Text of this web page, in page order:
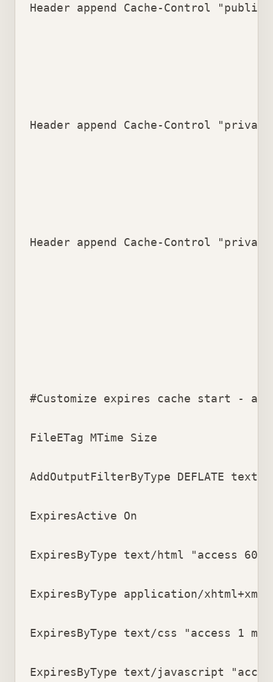
Header append Cache-Control "public"
Header append Cache-Control
Header append Cache-Control
#Customize expires cache start -
FileETag MTime Size
AddOutputFilterByType DEFLATE
ExpiresActive On
ExpiresByType text/html "access 600
ExpiresByType application/xhtml+xml
ExpiresByType text/css "access 1
ExpiresByType text/javascript